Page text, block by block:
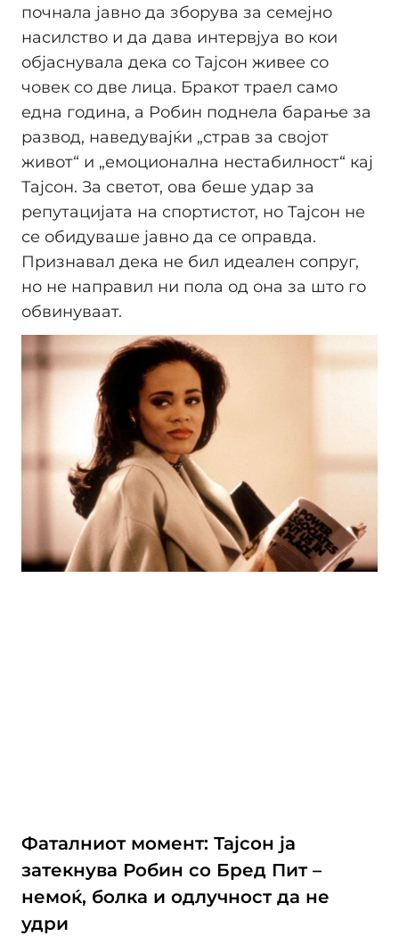
почнала јавно да зборува за семејно
насилство и да дава интервјуа во кои
објаснувала дека со Тајсон живее со
човек со две лица. Бракот траел само
една година, а Робин поднела барање за
развод, наведувајќи „страв за својот
живот“ и „емоционална нестабилност“ кај
Тајсон. За светот, ова беше удар за
репутацијата на спортистот, но Тајсон не
се обидуваше јавно да се оправда.
Признавал дека не бил идеален сопруг,
но не направил ни пола од она за што го
обвинуваат.
Фаталниот момент: Тајсон ја
затекнува Робин со Бред Пит –
немоќ, болка и одлучност да не
удри